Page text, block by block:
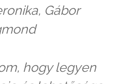
Gábor
hogy legyen